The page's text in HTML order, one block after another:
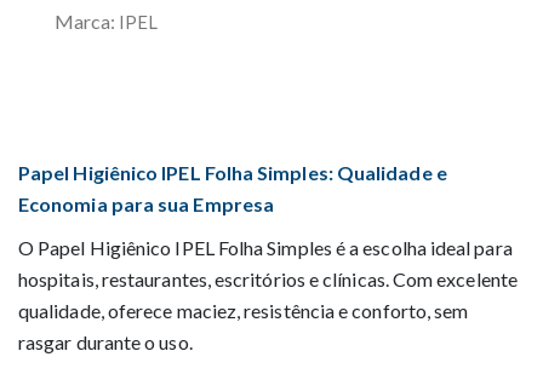
Marca: IPEL
Papel Higiênico IPEL Folha Simples: Qualidade e
Economia para sua Empresa
O Papel Higiênico IPEL Folha Simples é a escolha ideal para
hospitais, restaurantes, escritórios e clínicas. Com excelente
qualidade, oferece maciez, resistência e conforto, sem
rasgar durante o uso.